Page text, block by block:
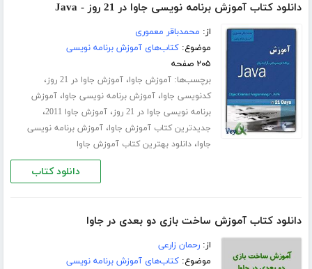
دانلود کتاب آموزش برنامه نویسی جاوا در 21 روز - Java
از: محمدباقر معموری
موضوع:کتاب‌های آموزش برنامه نویسی
۲۰۵ صفحه
برچسب‌ها:آموزش جاوا،آموزش جاوا در 21 روز ،
کدنویسی جاوا،آموزش برنامه نویسی جاوا،آموزش
برنامه نویسی جاوا در 21 روز
،آموزش جاوا 2011 ،
جدیدترین کتاب آموزش جاوا،آموزش برنامه نویسی
جاوا،دانلود بهترین کتاب آموزش جاوا
دانلود کتاب
دانلود کتاب آموزش ساخت بازی دو بعدی در جاوا
از:رحمان زارعی
موضوع:کتاب‌های آموزش برنامه نویسی